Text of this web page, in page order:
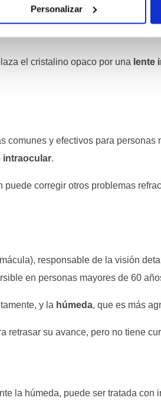
Personalizar
vuelve opaco, dificultando la
el cristalino opaco por una lente
comunes y efectivos para personas
intraocular.
corregir otros problemas
responsable de la visión
en personas mayores de 60
y la húmeda, que es más
retrasar su avance, pero no tiene
la húmeda, puede ser tratada con